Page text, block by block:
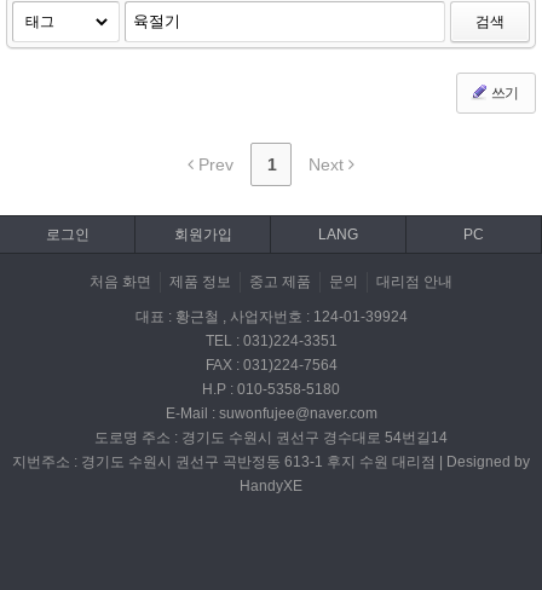
검색
쓰기
Prev 1 Next
로그인 회원가입 LANG PC
처음 화면 제품 정보 중고 제품 문의 대리점 안내
대표 : 황근철 , 사업자번호 : 124-01-39924
TEL : 031)224-3351
FAX : 031)224-7564
H.P : 010-5358-5180
E-Mail : suwonfujee@naver.com
도로명 주소 : 경기도 수원시 권선구 경수대로 54번길14
지번주소 : 경기도 수원시 권선구 곡반정동 613-1 후지 수원 대리점 | Designed by
HandyXE